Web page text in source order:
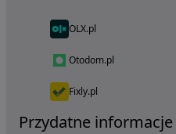
OLX.pl
Otodom.pl
Fixly.pl
Przydatne informacje